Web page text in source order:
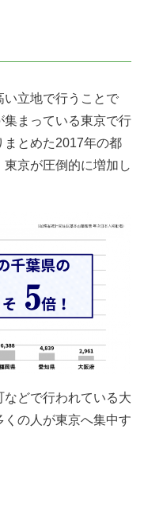
い立地で行うことで
まっている東京で行
まとめた2017年の都
京が圧倒的に増加し
どで行われている大
の人が東京へ集中す